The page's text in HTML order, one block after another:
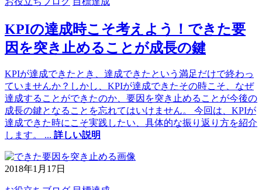
KPIの達成時こそ考えよう！できた要
因を突き止めることが成長の鍵
KPIが達成できたとき、達成できたという満足だけで終わっ
ていませんか？しかし、KPIが達成できたその時こそ、なぜ
達成することができたのか、要因を突き止めることが今後の
成長の鍵となることを忘れてはいけません。 今回は、KPIが
達成できた時にこそ実践したい、具体的な振り返り方を紹介
します。 ... 詳しい説明
2018年1月17日